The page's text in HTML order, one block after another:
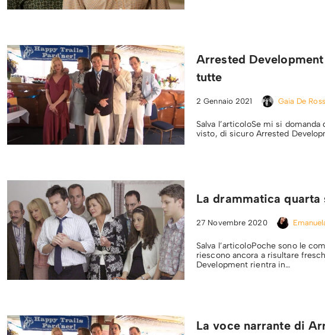
Arrested
tutte
2 Gennaio 2021 Gaia De
Salva l’articoloSe mi si
visto, di sicuro Arrested
La drammatica
27 Novembre 2020
Salva l’articoloPoche sono le
riescono ancora a risultare
Development rientra in…
La voce narrante di